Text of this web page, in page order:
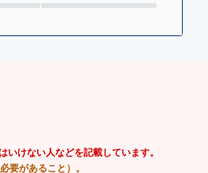
けない人などを記載しています。
要があること）。